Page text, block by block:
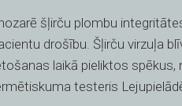
šļirču plombu
drošību. Šļirču virzuļa
laikā pieliktos
testeris